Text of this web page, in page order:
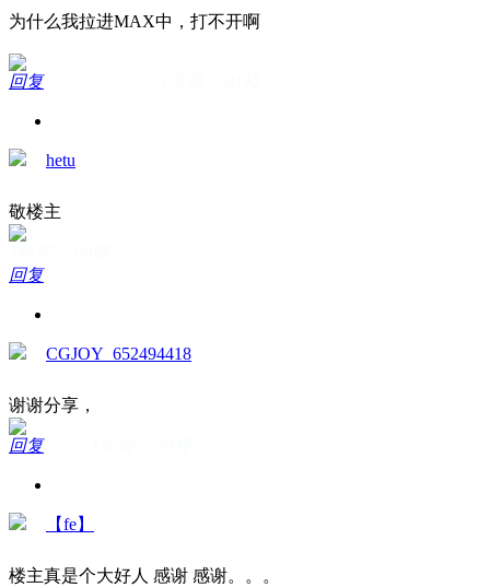
为什么我拉进MAX中，打不开啊
回复
hetu
敬楼主
回复
CGJOY_652494418
谢谢分享，
回复
【fe】
楼主真是个大好人 感谢 感谢。。。